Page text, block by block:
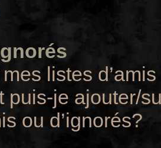
listes
puis-je ajouter/
ou d’ignorés?